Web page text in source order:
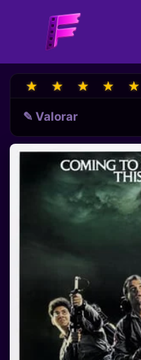
★
★ ★
★ ★
★ ★
★ ★
★
✎ Valorar